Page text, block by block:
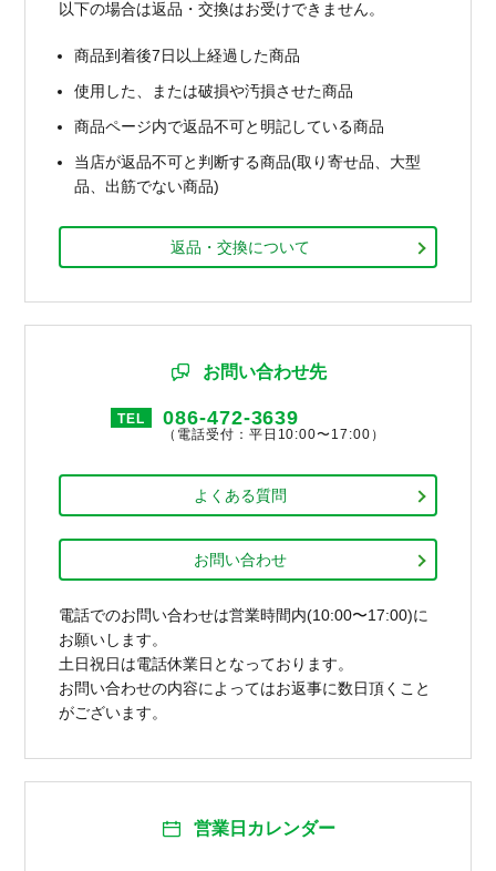
以下の場合は返品・交換はお受けできません。
商品到着後7日以上経過した商品
使用した、または破損や汚損させた商品
商品ページ内で返品不可と明記している商品
当店が返品不可と判断する商品(取り寄せ品、大型
品、出筋でない商品)
返品・交換について
お問い合わせ先
TEL 086-472-3639
（電話受付：平日10:00〜17:00）
よくある質問
お問い合わせ
電話でのお問い合わせは営業時間内(10:00〜17:00)に
お願いします。
土日祝日は電話休業日となっております。
お問い合わせの内容によってはお返事に数日頂くこと
がございます。
営業日カレンダー